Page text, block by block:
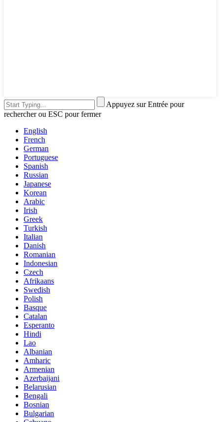
Appuyez sur Entrée pour
rechercher ou ESC pour fermer
English
French
German
Portuguese
Spanish
Russian
Japanese
Korean
Arabic
Irish
Greek
Turkish
Italian
Danish
Romanian
Indonesian
Czech
Afrikaans
Swedish
Polish
Basque
Catalan
Esperanto
Hindi
Lao
Albanian
Amharic
Armenian
Azerbaijani
Belarusian
Bengali
Bosnian
Bulgarian